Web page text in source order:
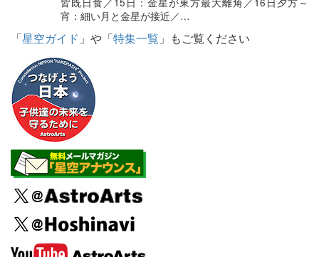
宵：細い月と金星が接近／…
「星空ガイド 」や「特集一覧 」もご覧ください